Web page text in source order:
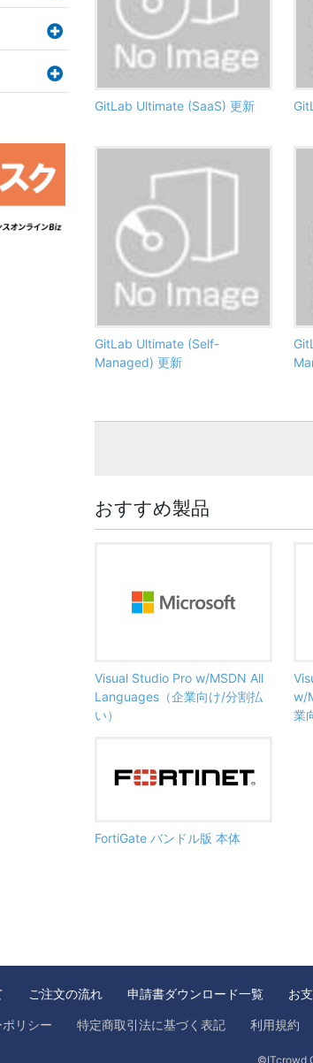
GitLab Ultimate (SaaS) 更新
GitLab Ultimate (Self-
Managed) 更新
おすすめ製品
Visual Studio Pro w/MSDN All
Languages（企業向け/分割払
い）
w/
業
FortiGate バンドル版 本体
ご注文の流れ 申請書ダウンロード一覧 お
リシー 特定商取引法に基づく表記 利用規約
©ITcrowd